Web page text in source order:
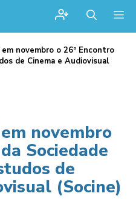
novembro o 26º Encontro
de Cinema e Audiovisual
novembro
Sociedade
de
(Socine)